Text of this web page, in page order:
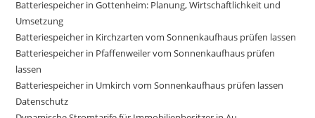
Batteriespeicher in Gottenheim: Planung, Wirtschaftlichkeit und
Umsetzung
Batteriespeicher in Kirchzarten vom Sonnenkaufhaus prüfen lassen
Batteriespeicher in Pfaffenweiler vom Sonnenkaufhaus prüfen
lassen
Batteriespeicher in Umkirch vom Sonnenkaufhaus prüfen lassen
Datenschutz